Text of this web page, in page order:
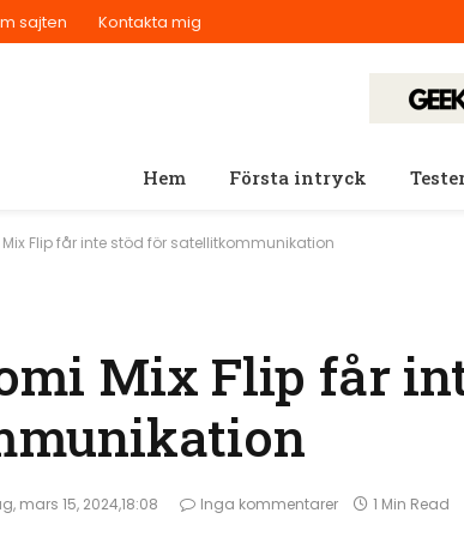
sajten Kontakta mig
Hem Första intryck
Mix Flip får inte stöd för satellitkommunikation
Mix Flip får
mars 15, 2024,18:08 Inga kommentarer 1 Min Read